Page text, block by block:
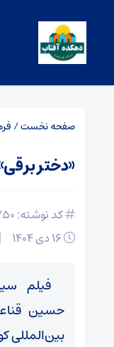
صفحه نخست/
«دختر
کد نوشته: 18250
فیلم
حسین
بین‌المللی